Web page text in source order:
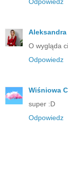
O wygląda
Odpowiedz
Wiśniowa
super :D
Odpowiedz